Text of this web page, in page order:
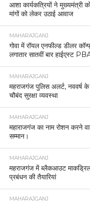
आशा कार्यकत्रियों ने मुख्यमंत्री
मांगों को लेकर उठाई आवाज
MAHARAJGANJ
गोवा में रॉयल एनफील्ड डीलर
लगातार सातवीं बार हाईएस्ट
MAHARAJGANJ
महराजगंज पुलिस अलर्ट, नववर्ष
चौबंद सुरक्षा व्यवस्था
MAHARAJGANJ
महाराजगंज का नाम रोशन करने
सम्मान।
MAHARAJGANJ
महराजगंज में ब्लैकआउट
प्रबंधन की तैयारियां
MAHARAJGANJ